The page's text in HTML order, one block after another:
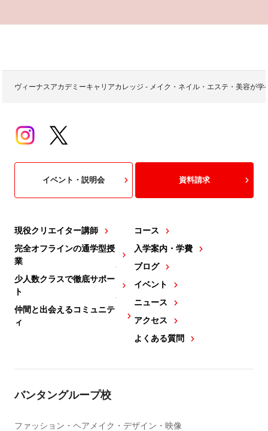
ヴィーナスアカデミーキャリアカレッジ - メイク・ネイル・エステ・美容が
現役クリエイター講師
完全オフラインの通学型授
業
少人数クラスで徹底サポー
ト
仲間と出会えるコミュニテ
ィ
コース
入学案内・学費
ブログ
イベント
ニュース
アクセス
よくある質問
イベント・説明会 資料請求
バンタングループ校
ファッション・ヘアメイク・デザイン・映像